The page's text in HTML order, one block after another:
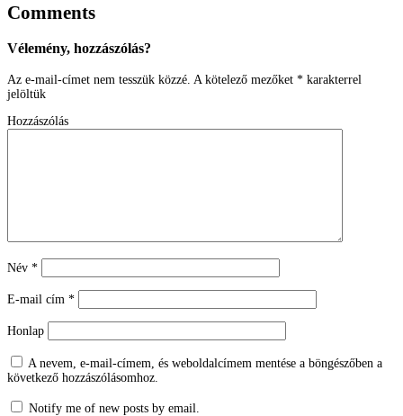
Comments
Vélemény, hozzászólás?
Az e-mail-címet nem tesszük közzé. A kötelező mezőket * karakterrel
jelöltük
Hozzászólás
Név *
E-mail cím *
Honlap
A nevem, e-mail-címem, és weboldalcímem mentése a böngészőben a
következő hozzászólásomhoz.
Notify me of new posts by email.